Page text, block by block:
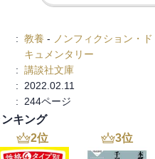
: 教養 - ノンフィクション・ド
キュメンタリー
: 講談社文庫
: 2022.02.11
: 244ページ
キング
2位 3位